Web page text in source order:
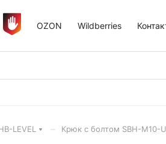
OZON Wildberries
LEVEL Крюк с болтом SBH-M10-